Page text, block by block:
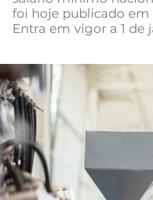
Mundial
foi hoje publicado em
Entra em vigor a 1 de